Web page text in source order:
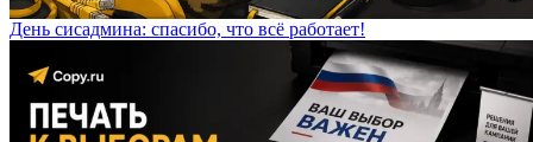
День сисадмина: спасибо, что всё работает!